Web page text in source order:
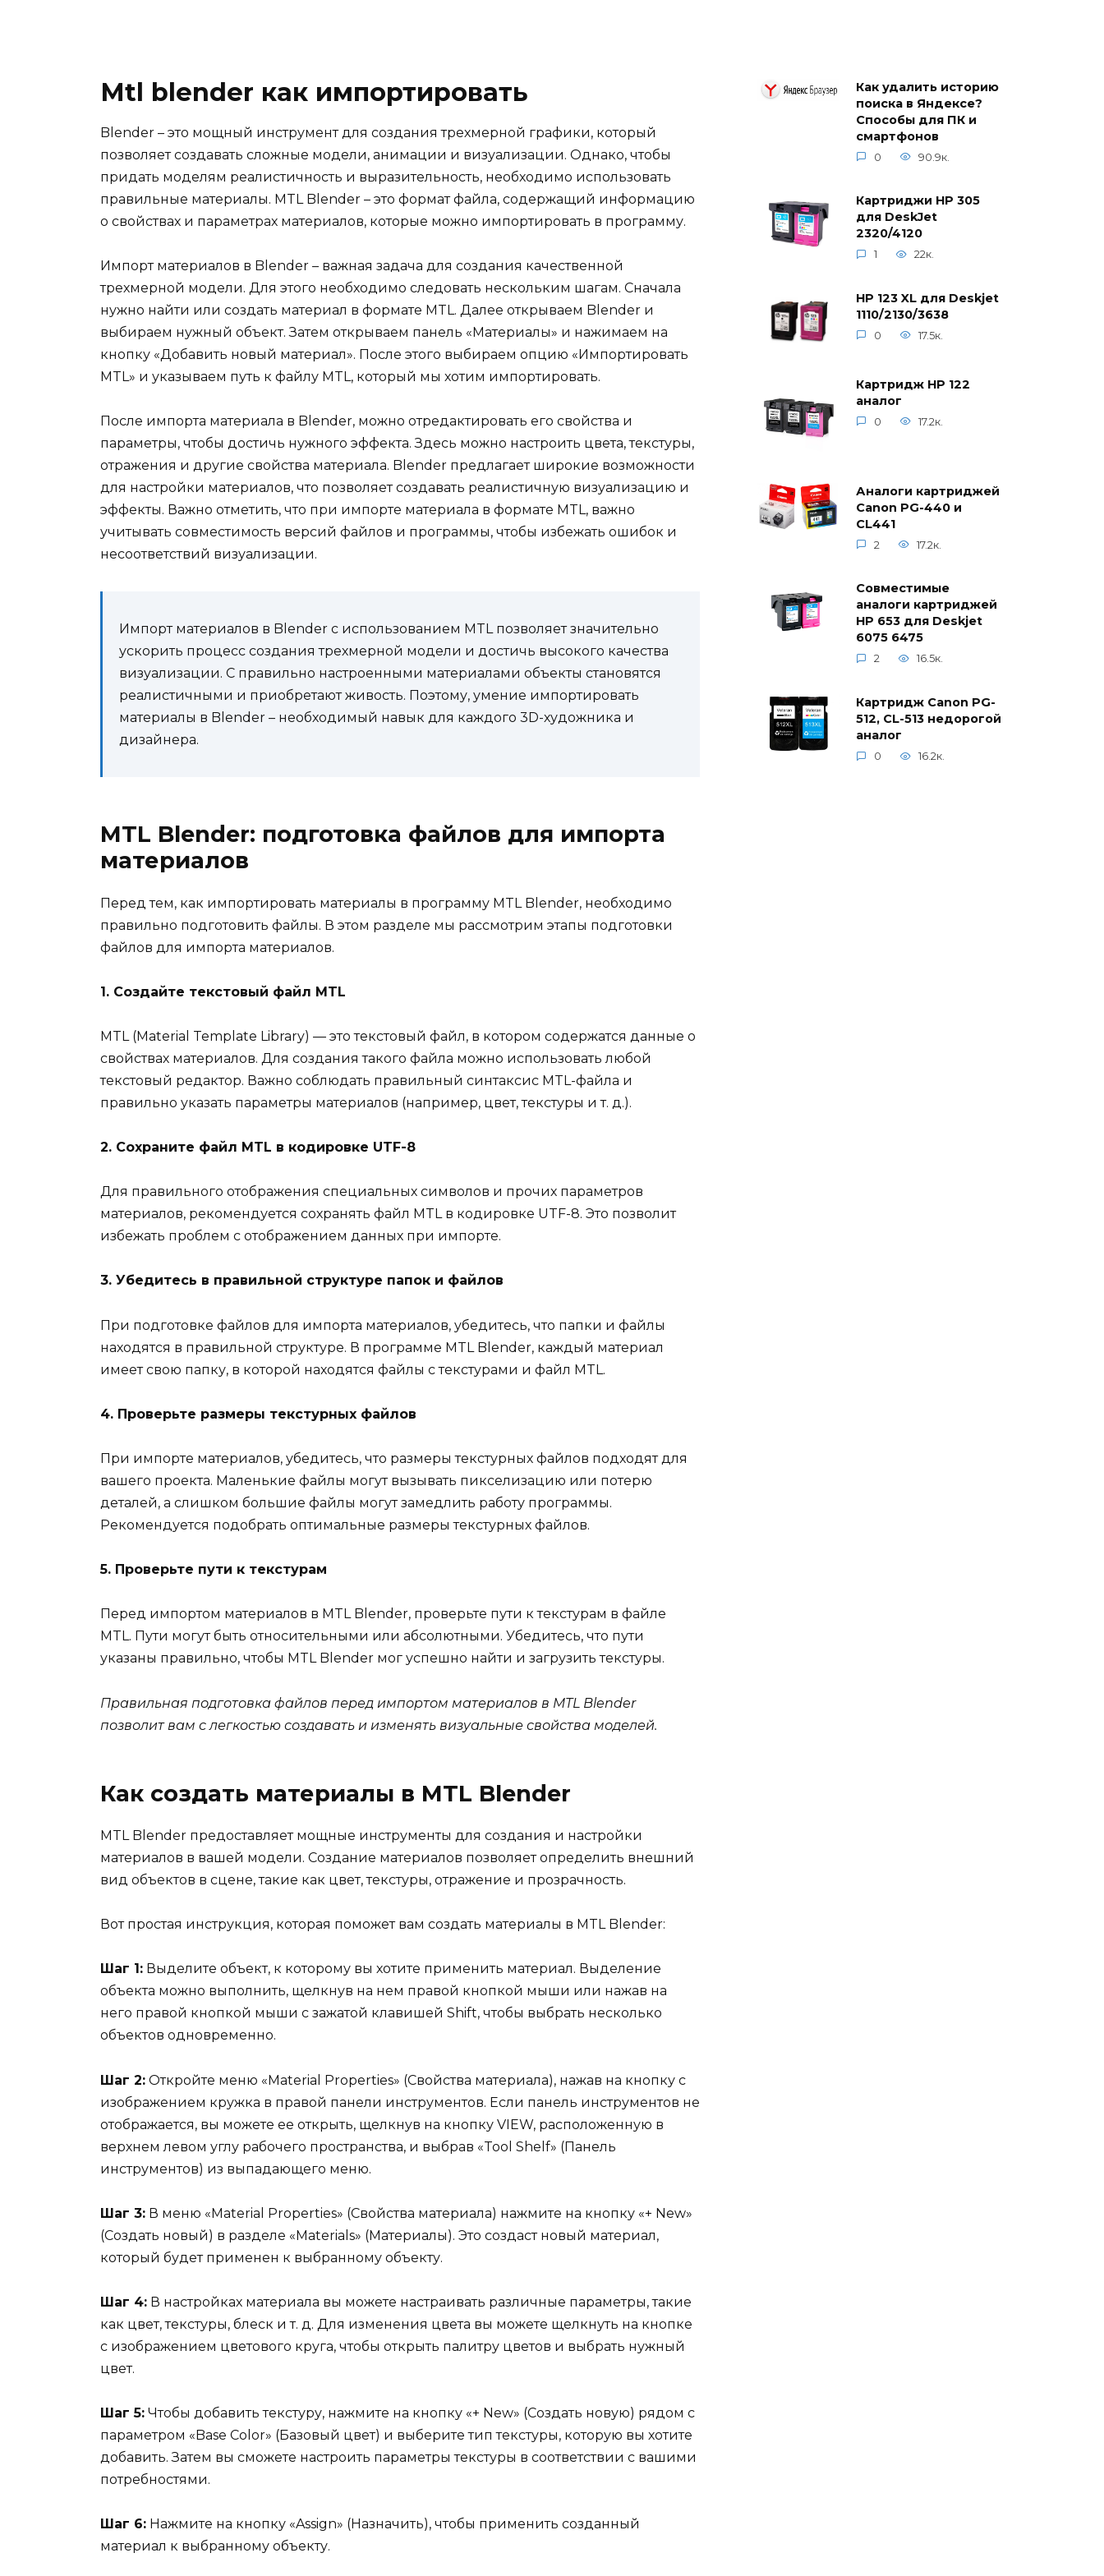
Mtl blender как импортировать
Blender – это мощный инструмент для создания трехмерной графики, который
позволяет создавать сложные модели, анимации и визуализации. Однако, чтобы
придать моделям реалистичность и выразительность, необходимо использовать
правильные материалы. MTL Blender – это формат файла, содержащий информацию
о свойствах и параметрах материалов, которые можно импортировать в программу.
Импорт материалов в Blender – важная задача для создания качественной
трехмерной модели. Для этого необходимо следовать нескольким шагам. Сначала
нужно найти или создать материал в формате MTL. Далее открываем Blender и
выбираем нужный объект. Затем открываем панель «Материалы» и нажимаем на
кнопку «Добавить новый материал». После этого выбираем опцию «Импортировать
MTL» и указываем путь к файлу MTL, который мы хотим импортировать.
После импорта материала в Blender, можно отредактировать его свойства и
параметры, чтобы достичь нужного эффекта. Здесь можно настроить цвета, текстуры,
отражения и другие свойства материала. Blender предлагает широкие возможности
для настройки материалов, что позволяет создавать реалистичную визуализацию и
эффекты. Важно отметить, что при импорте материала в формате MTL, важно
учитывать совместимость версий файлов и программы, чтобы избежать ошибок и
несоответствий визуализации.
Импорт материалов в Blender с использованием MTL позволяет значительно
ускорить процесс создания трехмерной модели и достичь высокого качества
визуализации. С правильно настроенными материалами объекты становятся
реалистичными и приобретают живость. Поэтому, умение импортировать
материалы в Blender – необходимый навык для каждого 3D-художника и
дизайнера.
MTL Blender: подготовка файлов для импорта
материалов
Перед тем, как импортировать материалы в программу MTL Blender, необходимо
правильно подготовить файлы. В этом разделе мы рассмотрим этапы подготовки
файлов для импорта материалов.
1. Создайте текстовый файл MTL
MTL (Mаterial Template Library) — это текстовый файл, в котором содержатся данные о
свойствах материалов. Для создания такого файла можно использовать любой
текстовый редактор. Важно соблюдать правильный синтаксис MTL-файла и
правильно указать параметры материалов (например, цвет, текстуры и т. д.).
2. Сохраните файл MTL в кодировке UTF-8
Для правильного отображения специальных символов и прочих параметров
материалов, рекомендуется сохранять файл MTL в кодировке UTF-8. Это позволит
избежать проблем с отображением данных при импорте.
3. Убедитесь в правильной структуре папок и файлов
При подготовке файлов для импорта материалов, убедитесь, что папки и файлы
находятся в правильной структуре. В программе MTL Blender, каждый материал
имеет свою папку, в которой находятся файлы с текстурами и файл MTL.
4. Проверьте размеры текстурных файлов
При импорте материалов, убедитесь, что размеры текстурных файлов подходят для
вашего проекта. Маленькие файлы могут вызывать пикселизацию или потерю
деталей, а слишком большие файлы могут замедлить работу программы.
Рекомендуется подобрать оптимальные размеры текстурных файлов.
5. Проверьте пути к текстурам
Перед импортом материалов в MTL Blender, проверьте пути к текстурам в файле
MTL. Пути могут быть относительными или абсолютными. Убедитесь, что пути
указаны правильно, чтобы MTL Blender мог успешно найти и загрузить текстуры.
Правильная подготовка файлов перед импортом материалов в MTL Blender
позволит вам с легкостью создавать и изменять визуальные свойства моделей.
Как создать материалы в MTL Blender
MTL Blender предоставляет мощные инструменты для создания и настройки
материалов в вашей модели. Создание материалов позволяет определить внешний
вид объектов в сцене, такие как цвет, текстуры, отражение и прозрачность.
Вот простая инструкция, которая поможет вам создать материалы в MTL Blender:
Шаг 1: Выделите объект, к которому вы хотите применить материал. Выделение
объекта можно выполнить, щелкнув на нем правой кнопкой мыши или нажав на
него правой кнопкой мыши с зажатой клавишей Shift, чтобы выбрать несколько
объектов одновременно.
Шаг 2: Откройте меню «Material Properties» (Свойства материала), нажав на кнопку с
изображением кружка в правой панели инструментов. Если панель инструментов не
отображается, вы можете ее открыть, щелкнув на кнопку VIEW, расположенную в
верхнем левом углу рабочего пространства, и выбрав «Tool Shelf» (Панель
инструментов) из выпадающего меню.
Шаг 3: В меню «Material Properties» (Свойства материала) нажмите на кнопку «+ New»
(Создать новый) в разделе «Materials» (Материалы). Это создаст новый материал,
который будет применен к выбранному объекту.
Шаг 4: В настройках материала вы можете настраивать различные параметры, такие
как цвет, текстуры, блеск и т. д. Для изменения цвета вы можете щелкнуть на кнопке
с изображением цветового круга, чтобы открыть палитру цветов и выбрать нужный
цвет.
Шаг 5: Чтобы добавить текстуру, нажмите на кнопку «+ New» (Создать новую) рядом с
параметром «Base Color» (Базовый цвет) и выберите тип текстуры, которую вы хотите
добавить. Затем вы сможете настроить параметры текстуры в соответствии с вашими
потребностями.
Шаг 6: Нажмите на кнопку «Assign» (Назначить), чтобы применить созданный
материал к выбранному объекту.
Как удалить историю
поиска в Яндексе?
Способы для ПК и
смартфонов
0 90.9к.
Картриджи HP 305
для DeskJet
2320/4120
1 22к.
HP 123 XL для Deskjet
1110/2130/3638
0 17.5к.
Картридж HP 122
аналог
0 17.2к.
Аналоги картриджей
Canon PG-440 и
CL441
2 17.2к.
Совместимые
аналоги картриджей
HP 653 для Deskjet
6075 6475
2 16.5к.
Картридж Canon PG-
512, CL-513 недорогой
аналог
0 16.2к.